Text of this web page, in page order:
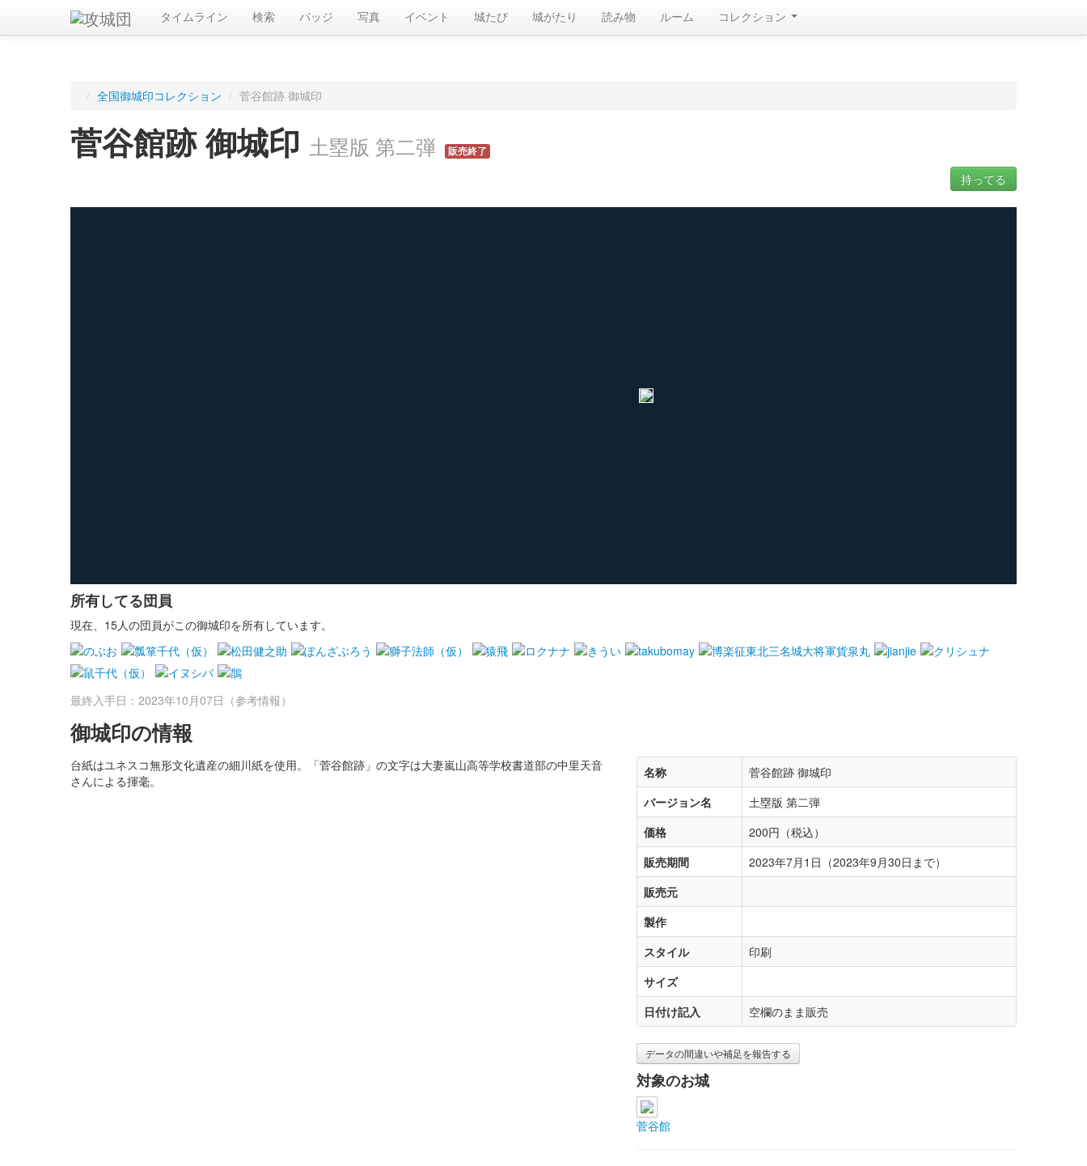
タイムライン 検索 バッジ 写真 イベント 城たび 城がたり 読み物 ルーム コレクション
/ 全国御城印コレクション / 菅谷館跡 御城印
菅谷館跡 御城印 土塁版 第二弾 販売終了
持ってる
所有してる団員
現在、15人の団員がこの御城印を所有しています。
最終入手日：2023年10月07日（参考情報）
御城印の情報
台紙はユネスコ無形文化遺産の細川紙を使用。「菅谷館跡」の文字は大妻嵐山高等学校書道部の中里天音
さんによる揮毫。
名称
菅谷館跡 御城印
バージョン名
土塁版 第二弾
価格
200円（税込）
販売期間
2023年7月1日（2023年9月30日まで）
販売元
製作
スタイル
印刷
サイズ
日付け記入
空欄のまま販売
データの間違いや補足を報告する
対象のお城
菅谷館